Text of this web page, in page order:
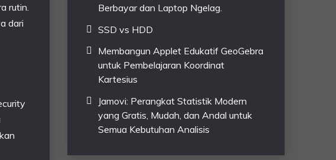
rutin.
dari
Berbayar dan Laptop Ngelag.
SSD vs HDD
Membangun Applet Edukatif GeoGebra
untuk Pembelajaran Koordinat
Kartesius
Jamovi: Perangkat Statistik Modern
yang Gratis, Mudah, dan Andal untuk
Semua Kebutuhan Analisis